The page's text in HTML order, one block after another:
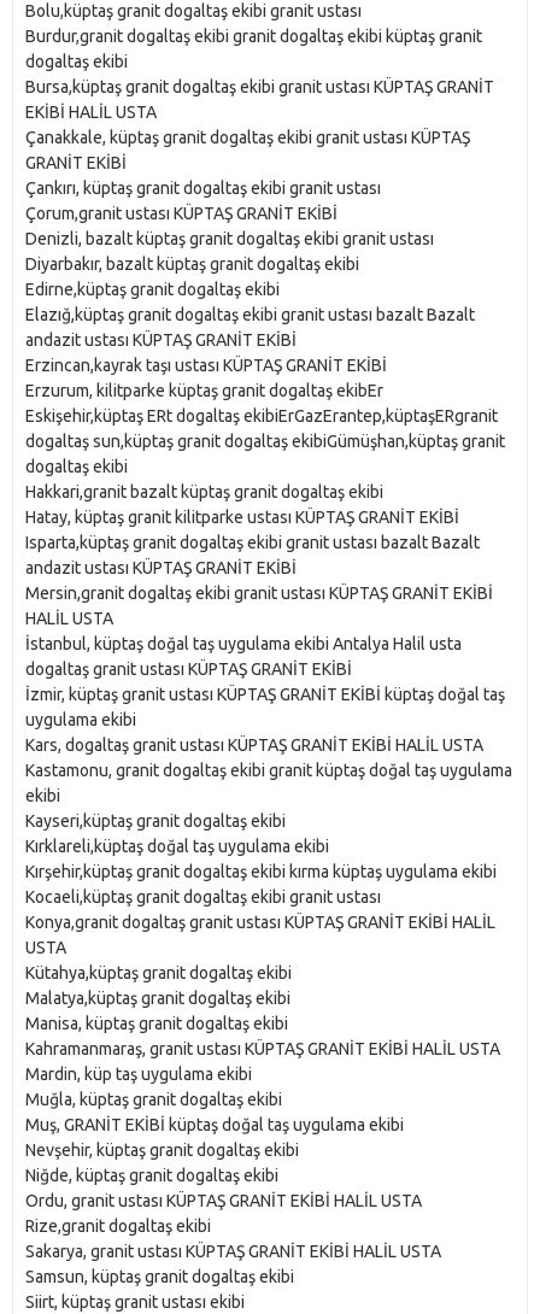
Bolu,küptaş granit dogaltaş ekibi granit ustası
Burdur,granit dogaltaş ekibi granit dogaltaş ekibi küptaş granit
dogaltaş ekibi
Bursa,küptaş granit dogaltaş ekibi granit ustası KÜPTAŞ GRANİT
EKİBİ HALİL USTA
Çanakkale, küptaş granit dogaltaş ekibi granit ustası KÜPTAŞ
GRANİT EKİBİ
Çankırı, küptaş granit dogaltaş ekibi granit ustası
Çorum,granit ustası KÜPTAŞ GRANİT EKİBİ
Denizli, bazalt küptaş granit dogaltaş ekibi granit ustası
Diyarbakır, bazalt küptaş granit dogaltaş ekibi
Edirne,küptaş granit dogaltaş ekibi
Elazığ,küptaş granit dogaltaş ekibi granit ustası bazalt Bazalt
andazit ustası KÜPTAŞ GRANİT EKİBİ
Erzincan,kayrak taşı ustası KÜPTAŞ GRANİT EKİBİ
Erzurum, kilitparke küptaş granit dogaltaş ekibEr
Eskişehir,küptaş ERt dogaltaş ekibiErGazErantep,küptaşERgranit
dogaltaş sun,küptaş granit dogaltaş ekibiGümüşhan,küptaş granit
dogaltaş ekibi
Hakkari,granit bazalt küptaş granit dogaltaş ekibi
Hatay, küptaş granit kilitparke ustası KÜPTAŞ GRANİT EKİBİ
Isparta,küptaş granit dogaltaş ekibi granit ustası bazalt Bazalt
andazit ustası KÜPTAŞ GRANİT EKİBİ
Mersin,granit dogaltaş ekibi granit ustası KÜPTAŞ GRANİT EKİBİ
HALİL USTA
İstanbul, küptaş doğal taş uygulama ekibi Antalya Halil usta
dogaltaş granit ustası KÜPTAŞ GRANİT EKİBİ
İzmir, küptaş granit ustası KÜPTAŞ GRANİT EKİBİ küptaş doğal taş
uygulama ekibi
Kars, dogaltaş granit ustası KÜPTAŞ GRANİT EKİBİ HALİL USTA
Kastamonu, granit dogaltaş ekibi granit küptaş doğal taş uygulama
ekibi
Kayseri,küptaş granit dogaltaş ekibi
Kırklareli,küptaş doğal taş uygulama ekibi
Kırşehir,küptaş granit dogaltaş ekibi kırma küptaş uygulama ekibi
Kocaeli,küptaş granit dogaltaş ekibi granit ustası
Konya,granit dogaltaş granit ustası KÜPTAŞ GRANİT EKİBİ HALİL
USTA
Kütahya,küptaş granit dogaltaş ekibi
Malatya,küptaş granit dogaltaş ekibi
Manisa, küptaş granit dogaltaş ekibi
Kahramanmaraş, granit ustası KÜPTAŞ GRANİT EKİBİ HALİL USTA
Mardin, küp taş uygulama ekibi
Muğla, küptaş granit dogaltaş ekibi
Muş, GRANİT EKİBİ küptaş doğal taş uygulama ekibi
Nevşehir, küptaş granit dogaltaş ekibi
Niğde, küptaş granit dogaltaş ekibi
Ordu, granit ustası KÜPTAŞ GRANİT EKİBİ HALİL USTA
Rize,granit dogaltaş ekibi
Sakarya, granit ustası KÜPTAŞ GRANİT EKİBİ HALİL USTA
Samsun, küptaş granit dogaltaş ekibi
Siirt, küptaş granit ustası ekibi